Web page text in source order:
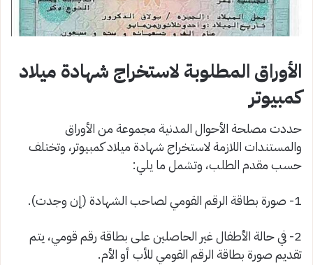
الأوراق المطلوبة لاستخراج شهادة ميلاد
كمبيوتر
حددت مصلحة الأحوال المدنية مجموعة من الأوراق
والمستندات اللازمة لاستخراج شهادة ميلاد كمبيوتر، وتختلف
حسب مقدم الطلب، وتشمل ما يلي:
1- صورة بطاقة الرقم القومي لصاحب الشهادة (إن وجدت).
2- في حالة الأطفال غير الحاصلين على بطاقة رقم قومي، يتم
تقديم صورة بطاقة الرقم القومي للأب أو الأم.